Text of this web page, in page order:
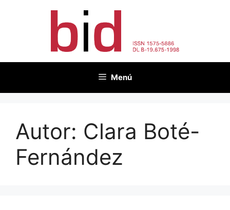
Menú
Autor: Clara Boté-
Fernández